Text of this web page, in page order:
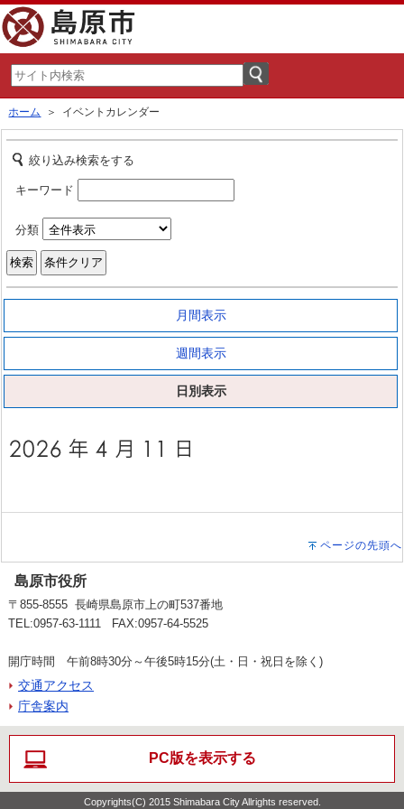
ホーム ＞ イベントカレンダー
絞り込み検索をする
キーワード
分類
月間表示
週間表示
日別表示
ページの先頭へ
島原市役所
〒855-8555 長崎県島原市上の町537番地
TEL:0957-63-1111 FAX:0957-64-5525
開庁時間 午前8時30分～午後5時15分(土・日・祝日を除く)
交通アクセス
庁舎案内
PC版を表示する
Copyrights(C) 2015 Shimabara City Allrights reserved.